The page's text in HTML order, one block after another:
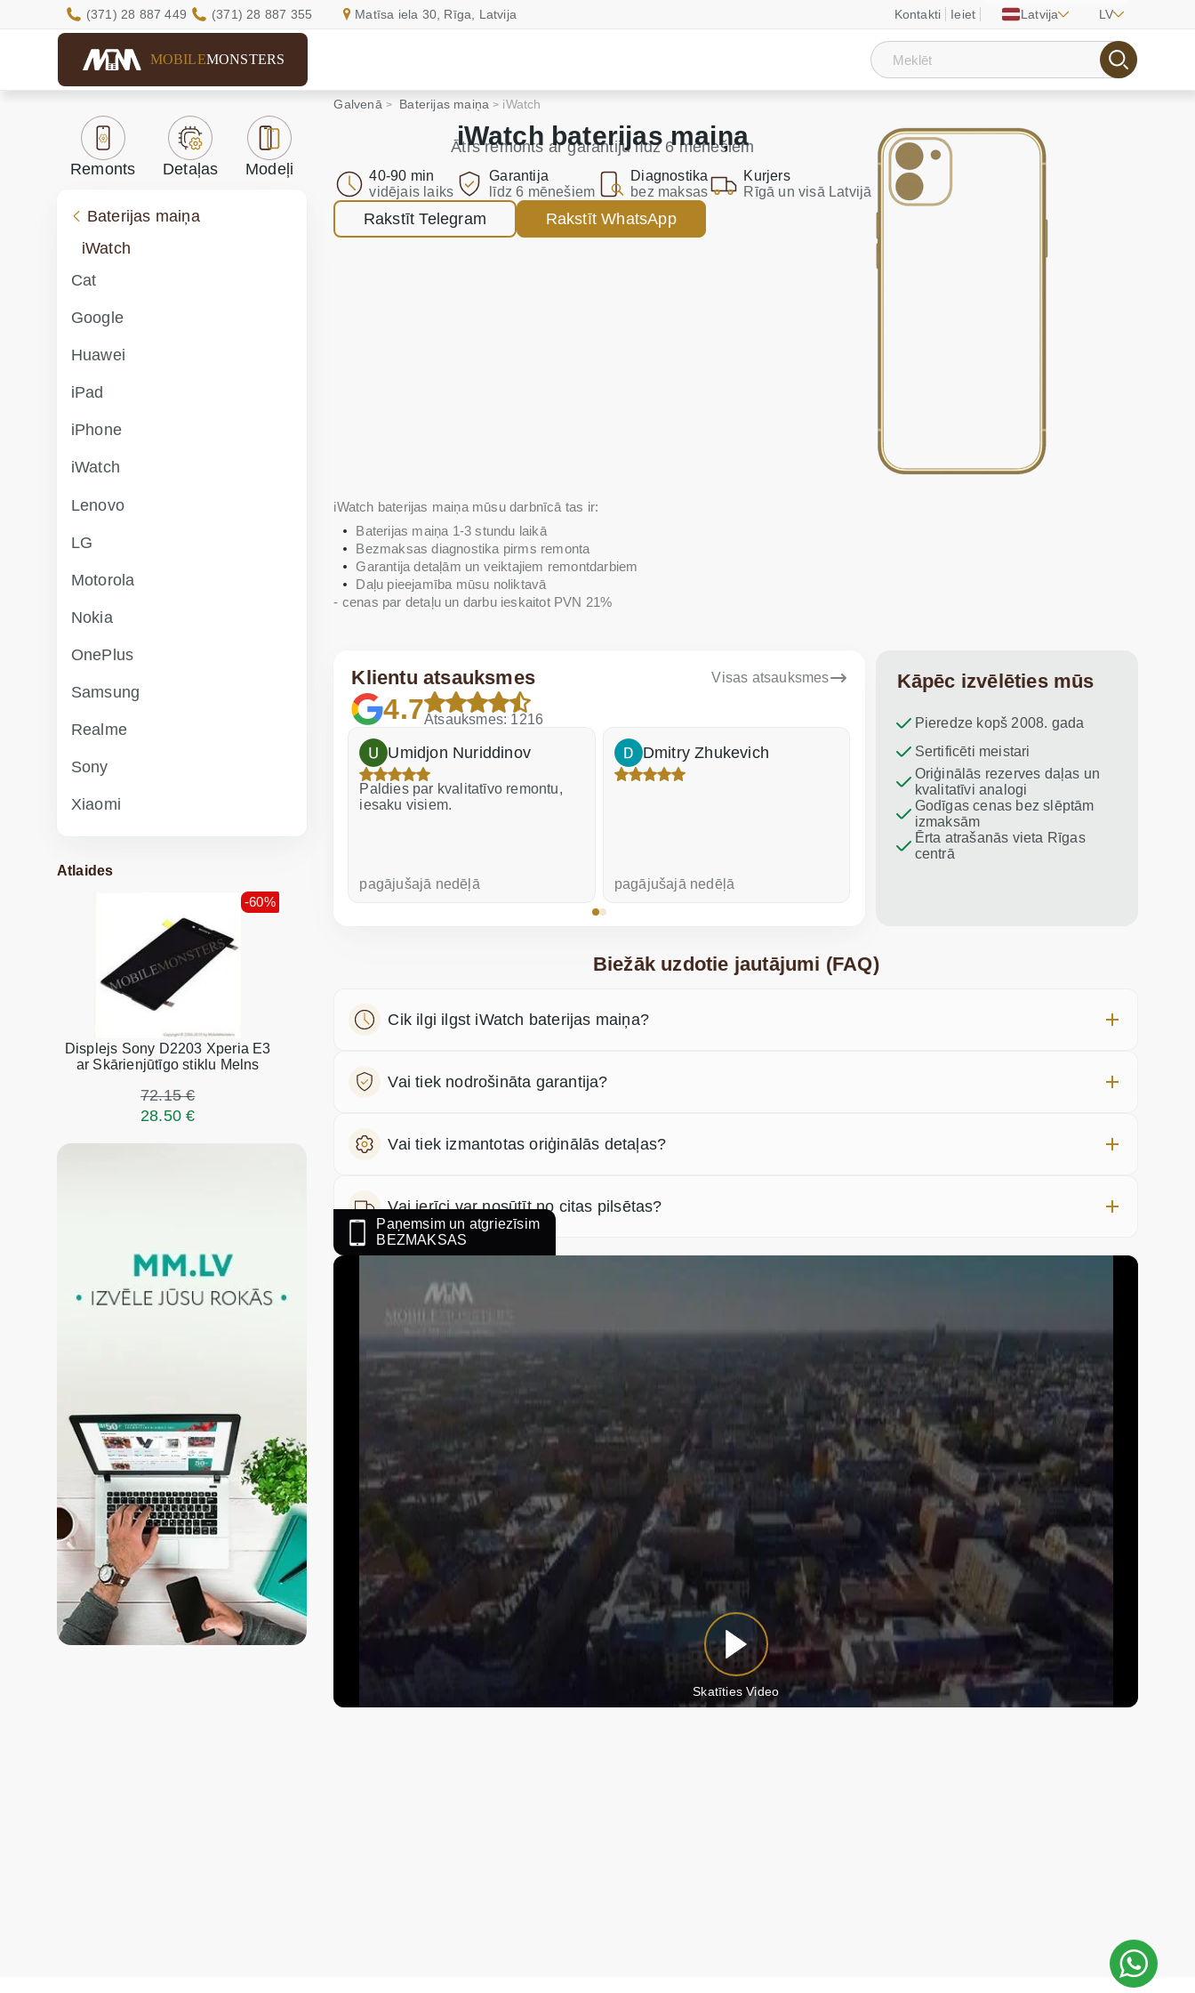
Kontakti Ieiet Latvija LV
(371) 28 887 449 (371) 28 887 355 Matīsa iela 30, Rīga, Latvija
MOBILEMONSTERS
Remonts Detaļas Modeļi
Baterijas maiņa
iWatch
Cat
Google
Huawei
iPad
iPhone
iWatch
Lenovo
LG
Motorola
Nokia
OnePlus
Samsung
Realme
Sony
Xiaomi
Atlaides
Displejs Sony D2203 Xperia E3
ar Skārienjūtīgo stiklu Melns
-60%
72.15 €
28.50 €
Galvenā Baterijas maiņa iWatch
iWatch baterijas maiņa
Ātrs remonts ar garantiju līdz 6 mēnešiem
40-90 min
vidējais laiks
Garantija
līdz 6 mēnešiem
Diagnostika
bez maksas
Kurjers
Rīgā un visā Latvijā
Rakstīt Telegram Rakstīt WhatsApp
iWatch baterijas maiņa mūsu darbnīcā tas ir:
Baterijas maiņa 1-3 stundu laikā
Bezmaksas diagnostika pirms remonta
Garantija detaļām un veiktajiem remontdarbiem
Daļu pieejamība mūsu noliktavā
- cenas par detaļu un darbu ieskaitot PVN 21%
Klientu atsauksmes Visas atsauksmes
4.7Atsauksmes: 1216
Umidjon Nuriddinov
Paldies par kvalitatīvo remontu,
iesaku visiem.
pagājušajā nedēļā
Dmitry Zhukevich
pagājušajā nedēļā
Dina Vituma
Izcils serviss!
Kāpēc izvēlēties mūs
Pieredze kopš 2008. gada
Sertificēti meistari
Oriģinālās rezerves daļas un
kvalitatīvi analogi
Godīgas cenas bez slēptām
izmaksām
Ērta atrašanās vieta Rīgas
centrā
Biežāk uzdotie jautājumi (FAQ)
Cik ilgi ilgst iWatch baterijas maiņa?
Vai tiek nodrošināta garantija?
Vai tiek izmantotas oriģinālās detaļas?
Vai ierīci var nosūtīt no citas pilsētas?
Paņemsim un atgriezīsim
BEZMAKSAS
Skatīties Video